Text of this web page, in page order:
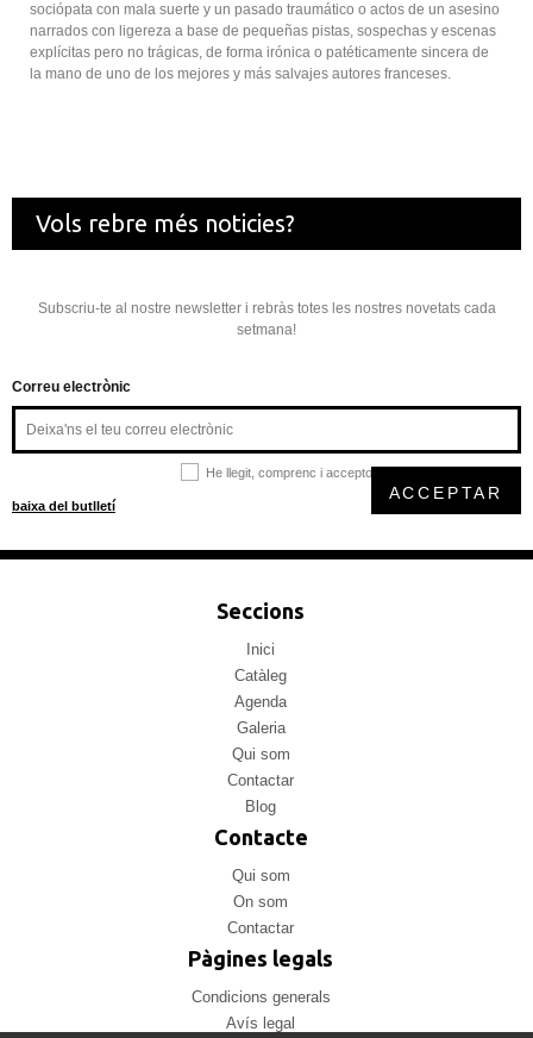
sociópata con mala suerte y un pasado traumático o actos de un asesino
narrados con ligereza a base de pequeñas pistas, sospechas y escenas
explícitas pero no trágicas, de forma irónica o patéticamente sincera de
la mano de uno de los mejores y más salvajes autores franceses.
Vols rebre més noticies?
Subscriu-te al nostre newsletter i rebràs totes les nostres novetats cada
setmana!
Correu electrònic
He llegit, comprenc i accepto la
baixa del butlletí
ACCEPTAR
Seccions
Inici
Catàleg
Agenda
Galeria
Qui som
Contactar
Blog
Contacte
Qui som
On som
Contactar
Pàgines legals
Condicions generals
Avís legal